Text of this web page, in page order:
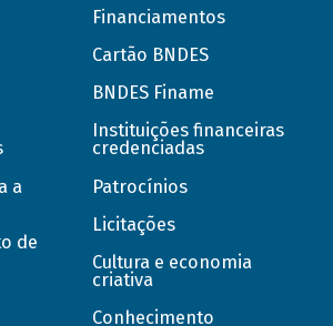
a
de
Financiamentos
Cartão BNDES
BNDES Finame
Instituições financeiras
credenciadas
Patrocínios
Licitações
Cultura e economia
criativa
Conhecimento